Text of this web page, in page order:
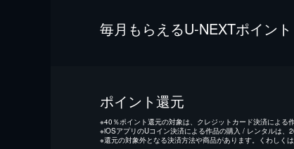
毎⽉もらえるU-NEXTポイント
ポイント還元
※40％ポイント還元の対象は、クレジットカード決済による
※iOSアプリのUコイン決済による作品の購入 / レンタルは、
※還元の対象外となる決済方法や商品があります。くわしくは